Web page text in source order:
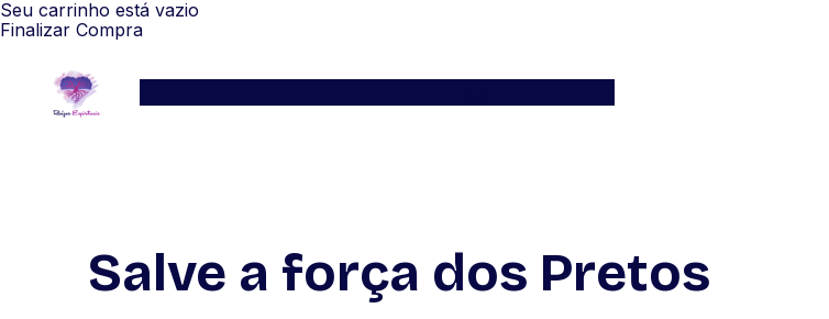
Seu carrinho está vazio
Finalizar Compra
Salve a força dos Pretos